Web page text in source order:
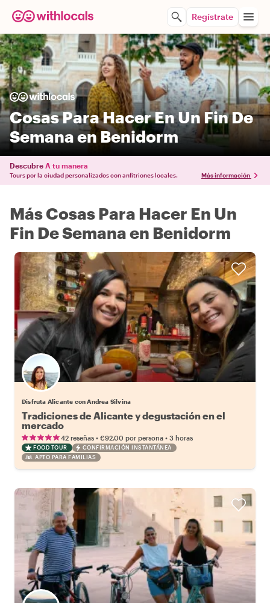
Regístrate
Cosas Para Hacer En Un Fin De
Semana en Benidorm
Descubre A tu manera
Tours por la ciudad personalizados con anfitriones locales. Más información
Más Cosas Para Hacer En Un
Fin De Semana en Benidorm
Disfruta Alicante con Andrea Silvina
Tradiciones de Alicante y degustación en el
mercado
42 reseñas • €92.00 por persona • 3 horas
FOOD TOUR
CONFIRMACIÓN INSTANTÁNEA
APTO PARA FAMILIAS